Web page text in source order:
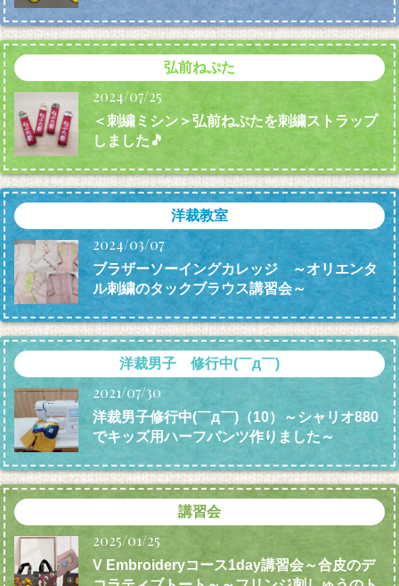
弘前ねぷた
2024/07/25
＜刺繍ミシン＞弘前ねぷたを刺繍ストラップ
しました🎵
洋裁教室
2024/03/07
ブラザーソーイングカレッジ ～オリエンタ
ル刺繍のタックブラウス講習会～
洋裁男子 修行中(￣д￣)
2021/07/30
洋裁男子修行中(￣д￣)（10）～シャリオ880
でキッズ用ハーフパンツ作りました～
講習会
2025/01/25
V Embroideryコース1day講習会～合皮のデ